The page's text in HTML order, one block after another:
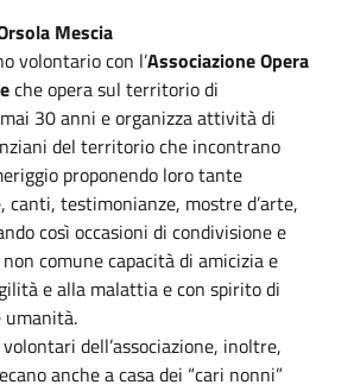
Mescia
volontario con l’Associazione Opera
che opera sul territorio di
30 anni e organizza attività di
del territorio che incontrano
proponendo loro tante
canti, testimonianze, mostre d’arte,
così occasioni di condivisione e
comune capacità di amicizia e
e alla malattia e con spirito di
umanità.
dell’associazione, inoltre,
anche a casa dei “cari nonni”